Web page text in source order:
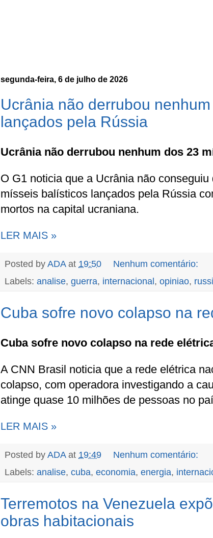
segunda-feira, 6 de julho de 2026
Ucrânia não derrubou
lançados pela Rússia
Ucrânia não derrubou nenhum dos 23
O G1 noticia que a Ucrânia não
mísseis balísticos lançados pela Rússia
mortos na capital ucraniana.
LER MAIS »
Posted by ADA at 19:50
Nenhum comentário:
Labels: analise, guerra, internacional, opiniao,
Cuba sofre novo colapso na
Cuba sofre novo colapso na rede
A CNN Brasil noticia que a rede elétrica
colapso, com operadora investigando a
atinge quase 10 milhões de pessoas no
LER MAIS »
Posted by ADA at 19:49
Nenhum comentário:
Labels: analise, cuba, economia, energia,
Terremotos na Venezuela
obras habitacionais